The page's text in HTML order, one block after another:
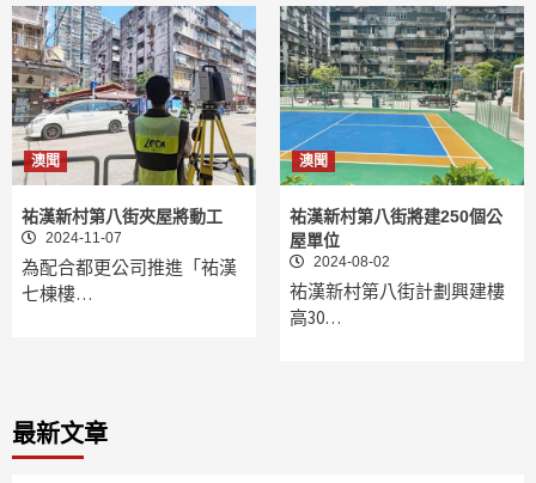
澳聞
祐漢新村第八街夾屋將動工
2024-11-07
為配合都更公司推進「祐漢
七棟樓…
澳聞
祐漢新村第八街將建250個公
屋單位
2024-08-02
祐漢新村第八街計劃興建樓
高30…
最新文章